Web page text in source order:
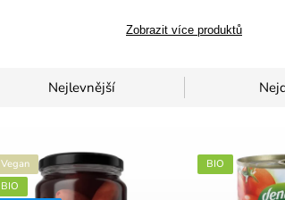
Zobrazit více produktů
Nejlevnější
Vegan
BIO
BIO